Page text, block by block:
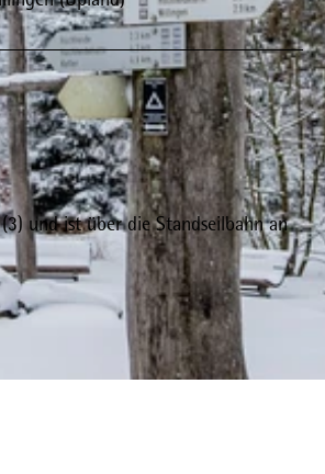
und ist über die Standseilbahn an